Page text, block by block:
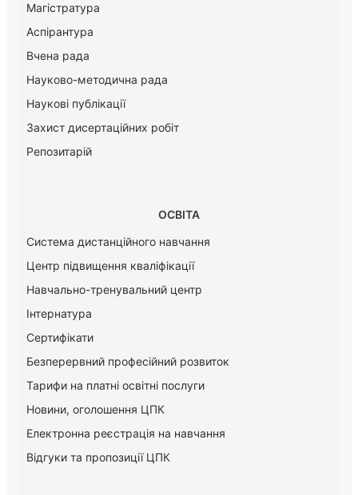
Магістратура
Аспірантура
Вчена рада
Науково-методична рада
Наукові публікації
Захист дисертаційних робіт
Репозитарій
ОСВІТА
Система дистанційного навчання
Центр підвищення кваліфікації
Навчально-тренувальний центр
Інтернатура
Сертифікати
Безперервний професійний розвиток
Тарифи на платні освітні послуги
Новини, оголошення ЦПК
Електронна реєстрація на навчання
Відгуки та пропозиції ЦПК